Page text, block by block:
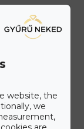
website, the
we